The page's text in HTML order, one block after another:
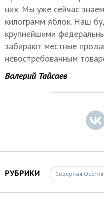
них. Мы уже сейчас
килограмм яблок. Наш
крупнейшими
забирают местные
невостребованным
Валерий Тайсаев
РУБРИКИ Северная